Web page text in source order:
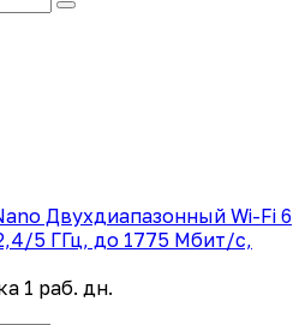
Двухдиапазонный Wi-Fi 6
5 ГГц, до 1775 Мбит/с,
1 раб. дн.